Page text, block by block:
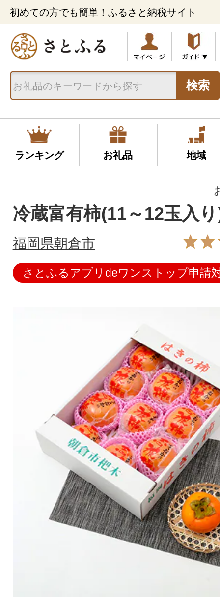
初めての方でも簡単！ふるさと納税サイト
検索
ランキング お礼品 地域
冷蔵富有柿(11～12玉入
福岡県朝倉市
さとふるアプリdeワンストップ申請